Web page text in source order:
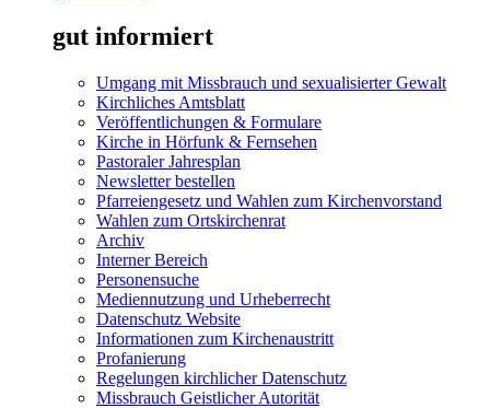
gut informiert
Umgang mit Missbrauch und sexualisierter Gewalt
Kirchliches Amtsblatt
Veröffentlichungen & Formulare
Kirche in Hörfunk & Fernsehen
Pastoraler Jahresplan
Newsletter bestellen
Pfarreiengesetz und Wahlen zum Kirchenvorstand
Wahlen zum Ortskirchenrat
Archiv
Interner Bereich
Personensuche
Mediennutzung und Urheberrecht
Datenschutz Website
Informationen zum Kirchenaustritt
Profanierung
Regelungen kirchlicher Datenschutz
Missbrauch Geistlicher Autorität